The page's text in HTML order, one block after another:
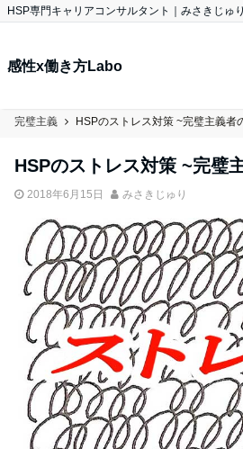
HSP専門キャリアコンサルタント｜みさきじゅ
感性x働き方Labo
完璧主義 HSPのストレス対策 ~完璧主義者
HSPのストレス対策 ~完璧
2018年6月15日 みさきじゅり